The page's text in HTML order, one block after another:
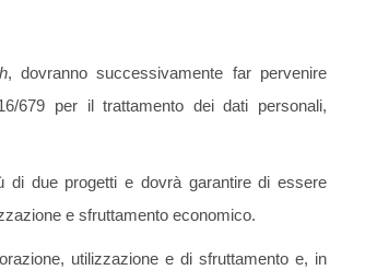
, dovranno successivamente far pervenire
679 per il trattamento dei dati personali,
di due progetti e dovrà garantire di essere
e sfruttamento economico.
utilizzazione e di sfruttamento e, in